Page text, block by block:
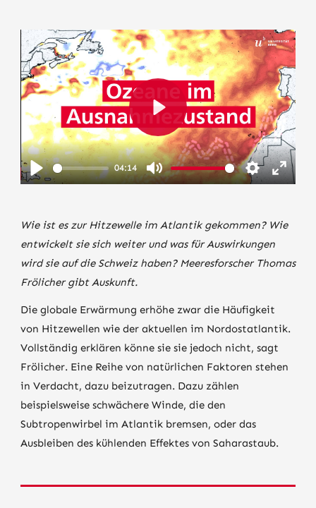
Play
04:14
Mute Settings
Enter
Play
Wie ist es zur Hitzewelle im Atlantik gekommen? Wie
entwickelt sie sich weiter und was für Auswirkungen
wird sie auf die Schweiz haben? Meeresforscher Thomas
Frölicher gibt Auskunft.
Die globale Erwärmung erhöhe zwar die Häufigkeit
von Hitzewellen wie der aktuellen im Nordostatlantik.
Vollständig erklären könne sie sie jedoch nicht, sagt
Frölicher. Eine Reihe von natürlichen Faktoren stehen
in Verdacht, dazu beizutragen. Dazu zählen
beispielsweise schwächere Winde, die den
Subtropenwirbel im Atlantik bremsen, oder das
Ausbleiben des kühlenden Effektes von Saharastaub.